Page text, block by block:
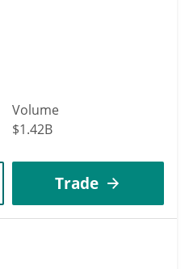
Volume
$1.42B
Trade